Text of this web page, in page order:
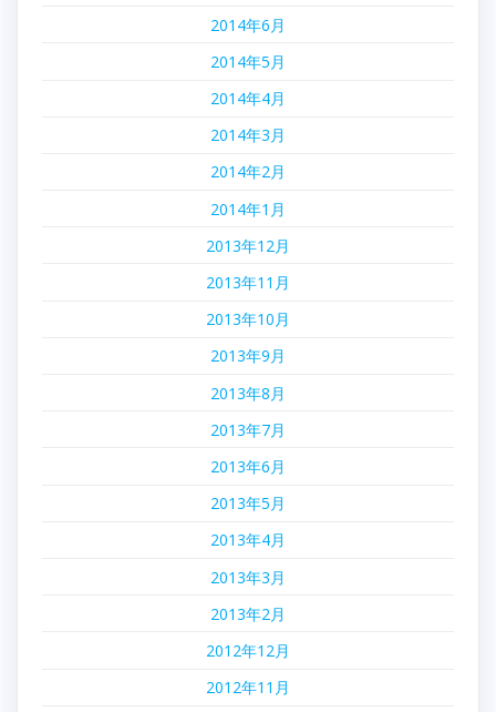
2014年6月
2014年5月
2014年4月
2014年3月
2014年2月
2014年1月
2013年12月
2013年11月
2013年10月
2013年9月
2013年8月
2013年7月
2013年6月
2013年5月
2013年4月
2013年3月
2013年2月
2012年12月
2012年11月